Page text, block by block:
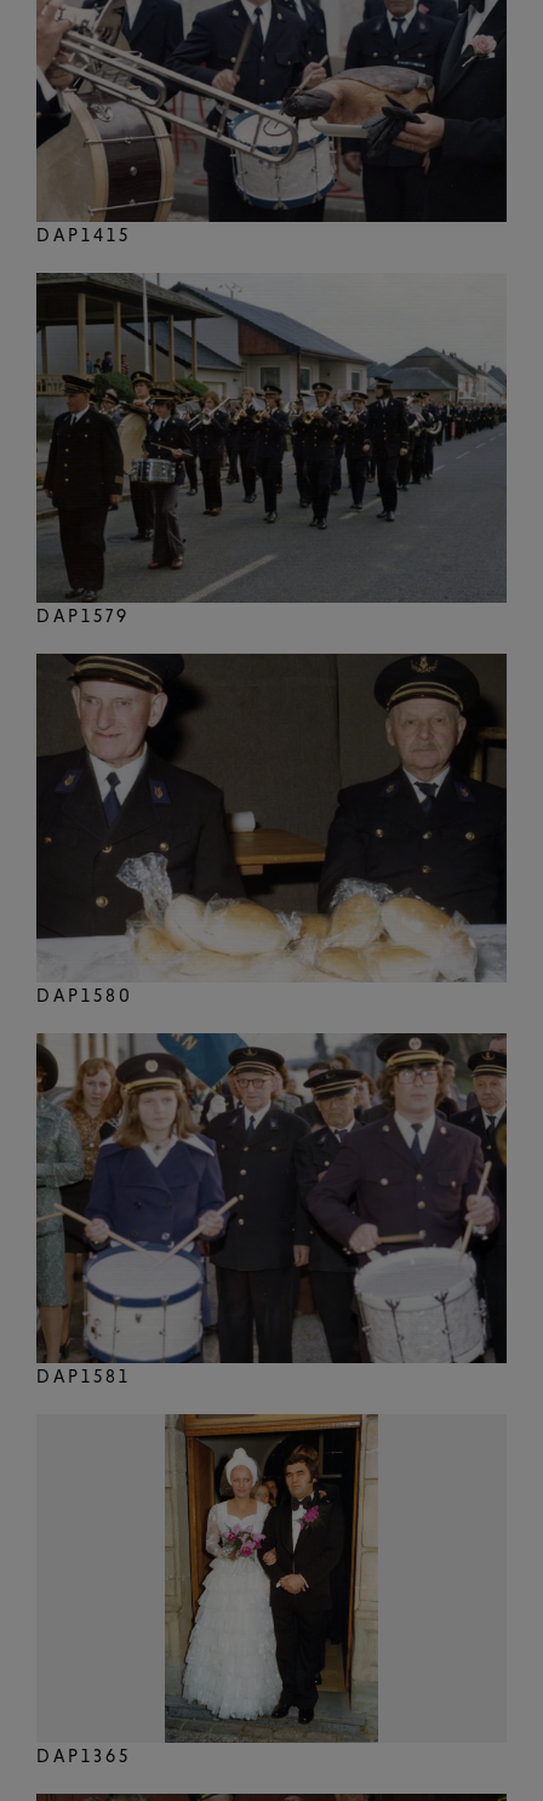
DAP1415
DAP1579
DAP1580
DAP1581
DAP1365